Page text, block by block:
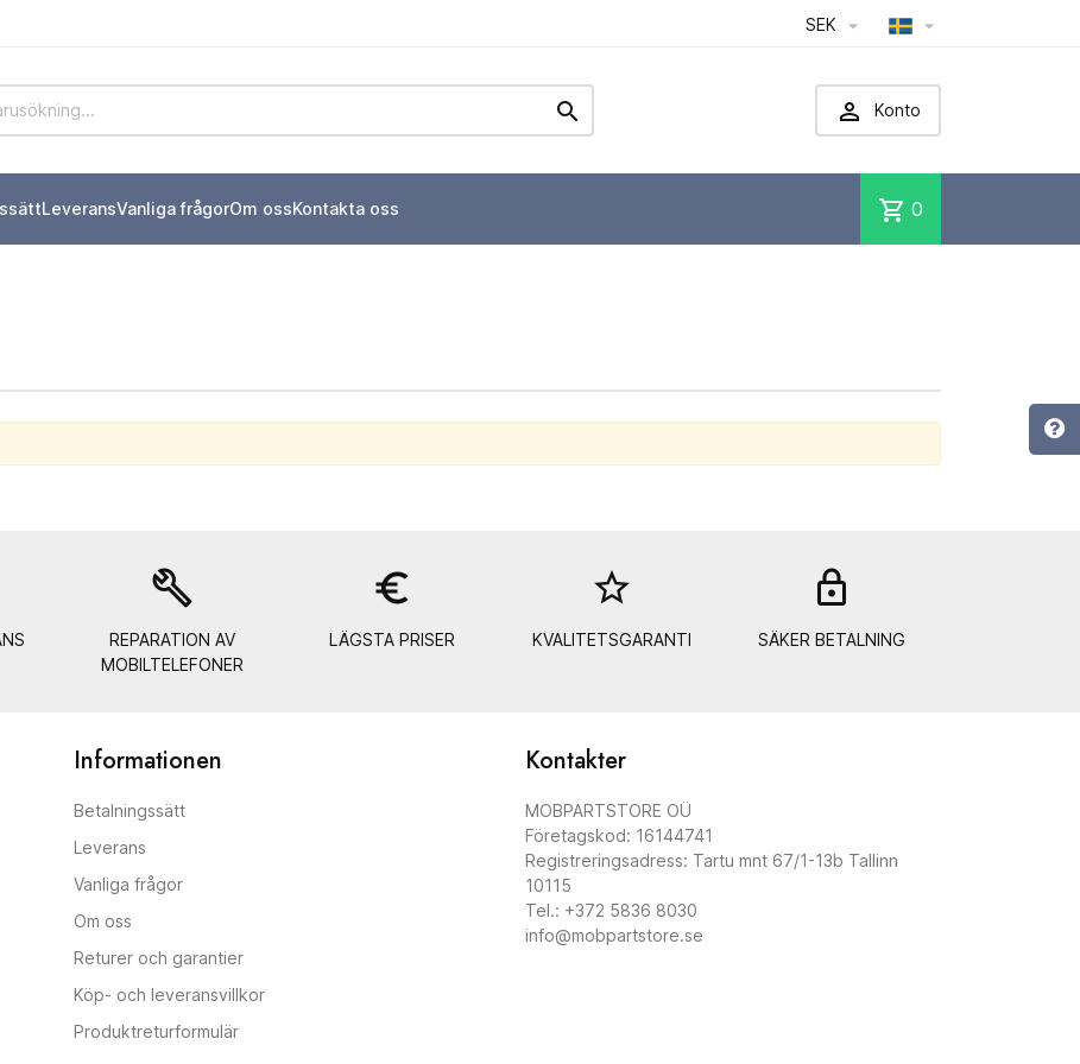
SEK  
  Konto
LeveransVanliga frågorOm ossKontakta oss shopping_cart 0
build
REPARATION AV
MOBILTELEFONER
euro_symbol
LÄGSTA PRISER
star_border
KVALITETSGARANTI SÄKER BETALNING
Informationen
Betalningssätt
Leverans
Vanliga frågor
Om oss
Returer och garantier
Köp- och leveransvillkor
Produktreturformulär
Kontakter
MOBPARTSTORE OÜ
Företagskod: 16144741
Registreringsadress: Tartu mnt 67/1-13b Tallinn
10115
Tel.: +372 5836 8030
info@mobpartstore.se